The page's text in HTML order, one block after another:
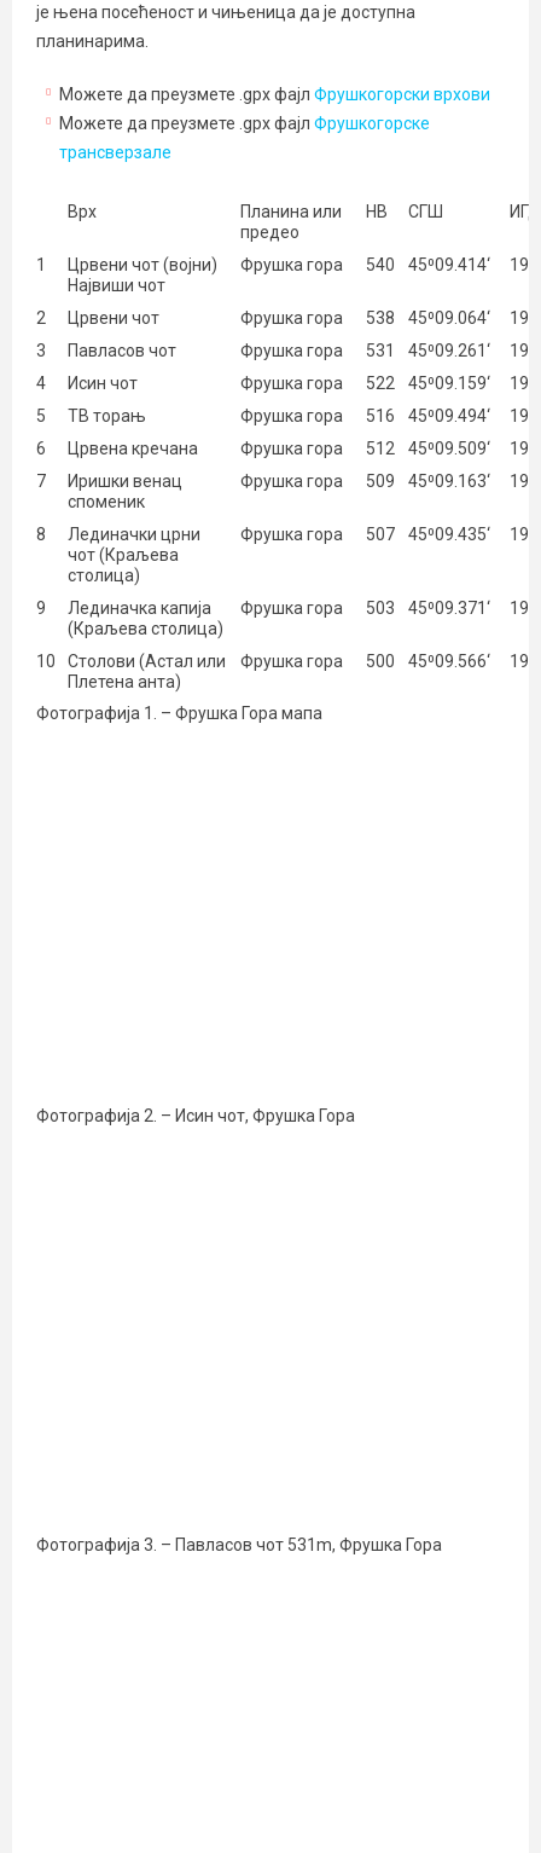
је њена посећеност и чињеница да је доступна
планинарима.
Можете да преузмете .gpx фајл Фрушкогорски врхови
Можете да преузмете .gpx фајл Фрушкогорске
трансверзале
Врх
Планина или
предео
НВ СГШ ИГД
1
Црвени чот (војни)
Највиши чот
Фрушка гора 540 45⁰09.414‘
2 Црвени чот Фрушка гора 538 45⁰09.064‘
3
Павласов чот Фрушка гора 531 45⁰09.261‘
4
Исин чот Фрушка гора 522 45⁰09.159‘
5
ТВ торањ Фрушка гора 516 45⁰09.494‘
6
Црвена кречана Фрушка гора 512 45⁰09.509‘
7
Иришки венац
споменик
Фрушка гора 509 45⁰09.163‘
8
Лединачки црни
чот (Краљева
столица)
Фрушка гора 507 45⁰09.435‘
9
Лединачка капија
(Краљева столица)
Фрушка гора 503 45⁰09.371‘
10
Столови (Астал или
Плетена анта)
Фрушка гора 500 45⁰09.566‘
Фотографија 1. – Фрушка Гора мапа
Фотографија 2. – Исин чот, Фрушка Гора
Фотографија 3. – Павласов чот 531m, Фрушка Гора